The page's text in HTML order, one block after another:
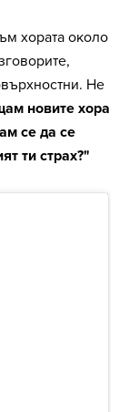
хората около
Не
новите хора
се да се
ти страх?"